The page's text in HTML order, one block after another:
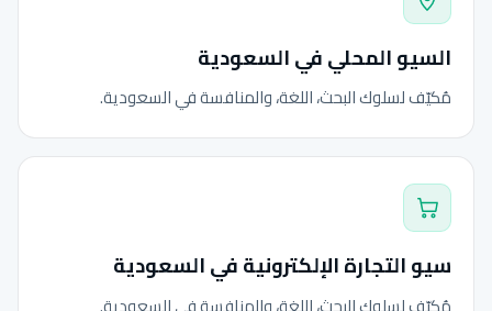
السيو المحلي في السعودية
مُكيّف لسلوك البحث، اللغة، والمنافسة في السعودية.
سيو التجارة الإلكترونية في السعودية